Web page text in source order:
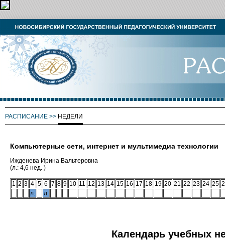
РАСПИСАНИЕ >> НЕДЕЛИ
Компьютерные сети, интернет и мультимедиа технологии
Ижденева Ирина Вальтеровна
(л.: 4,6 нед. )
1 2 3 4 5 6 7 8 9 10 11 12 13 14 15 16 17 18 19 20 21 22 23 24 25
л.
л.
Календарь учебных